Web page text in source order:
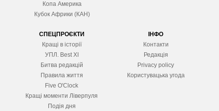
Копа Америка
Кубок Африки (КАН)
СПЕЦПРОЄКТИ
Кращі в історії
УПЛ. Best XІ
Битва редакцій
Правила життя
Five O'Clock
Кращі моменти Ліверпуля
Подія дня
ІНФО
Контакти
Редакція
Privacy policy
Користувацька угода